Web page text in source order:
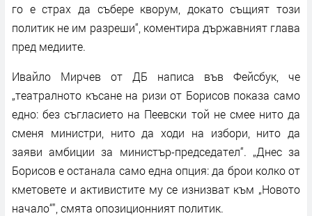
го е страх да събере кворум, докато същият този
политик не им разреши“, коментира държавният глава
пред медиите.
Ивайло Мирчев от ДБ написа във Фейсбук, че
„театралното късане на ризи от Борисов показа само
едно: без съгласието на Пеевски той не смее нито да
сменя министри, нито да ходи на избори, нито да
заяви амбиции за министър-председател“. „Днес за
Борисов е останала само една опция: да брои колко от
кметовете и активистите му се изнизват към „Новото
начало“", смята опозиционният политик.